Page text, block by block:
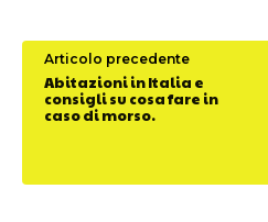
Articolo precedente
Abitazioni in Italia e
consigli su cosa fare in
caso di morso.